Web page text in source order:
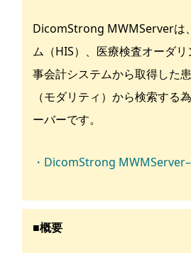
DicomStrong MWMServerは
ム（HIS）、医療検査オーダ
事会計システムから取得した
（モダリティ）から検索する
ーバーです。
・DicomStrong
■概要